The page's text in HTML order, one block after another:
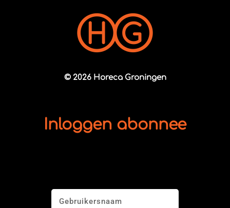
© 2026 Horeca Groningen
Inloggen abonnee